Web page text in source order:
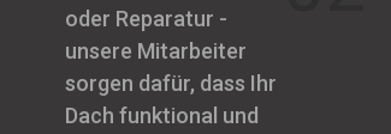
oder Reparatur -
unsere Mitarbeiter
sorgen dafür, dass Ihr
Dach funktional und